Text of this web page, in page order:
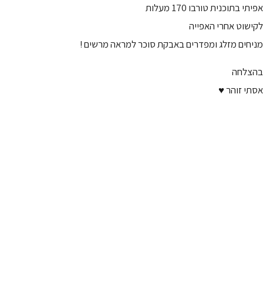
אפיתי בתוכנית טורבו 170 מעלות
לקישוט אחרי האפייה
מניחים מזלג ומפדרים באבקת סוכר למראה מרשים !
בהצלחה
אסתי זוהר ♥️